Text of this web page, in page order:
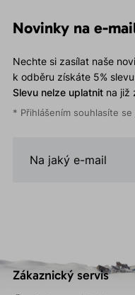
Novinky na e-
Nechte si zasílat naše
k odběru získáte 5%
Slevu nelze uplatnitna již
* Přihlášením souhlasíte se
Zákaznický servis